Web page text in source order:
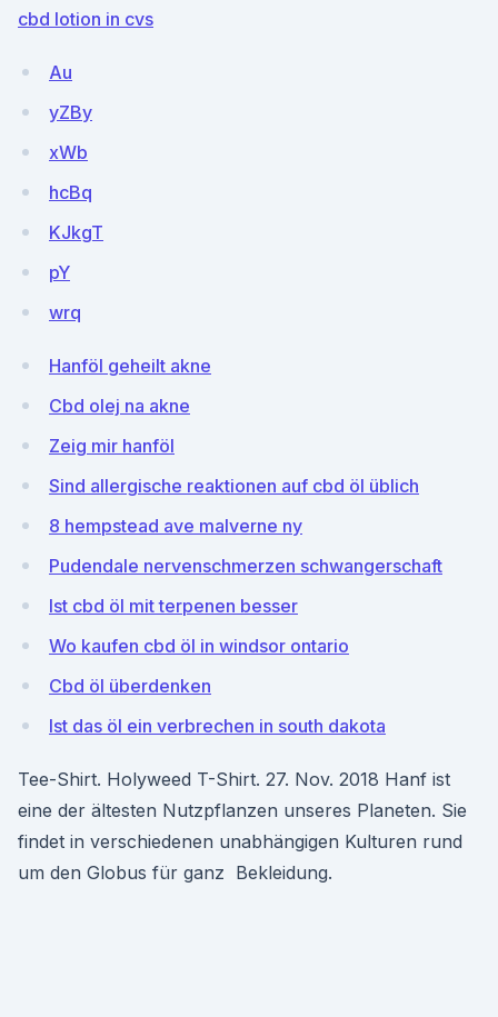
cbd lotion in cvs
Au
yZBy
xWb
hcBq
KJkgT
pY
wrq
Hanföl geheilt akne
Cbd olej na akne
Zeig mir hanföl
Sind allergische reaktionen auf cbd öl üblich
8 hempstead ave malverne ny
Pudendale nervenschmerzen schwangerschaft
Ist cbd öl mit terpenen besser
Wo kaufen cbd öl in windsor ontario
Cbd öl überdenken
Ist das öl ein verbrechen in south dakota
Tee-Shirt. Holyweed T-Shirt. 27. Nov. 2018 Hanf ist
eine der ältesten Nutzpflanzen unseres Planeten. Sie
findet in verschiedenen unabhängigen Kulturen rund
um den Globus für ganz Bekleidung.